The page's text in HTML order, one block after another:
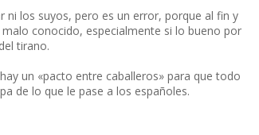
ni los suyos, pero es un error, porque al fin y
conocido, especialmente si lo bueno por
tirano.
un «pacto entre caballeros» para que todo
de lo que le pase a los españoles.